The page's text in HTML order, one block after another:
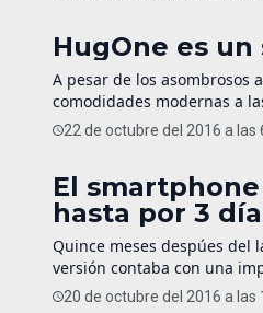
HugOne es
A pesar de los
comodidades modernas a
¿Cómo podría el gran
22 de octubre del 2016 a las
El
hasta por 3
Quince meses despúes del
versión contaba con una
mAh. [sidebar] Compra el
20 de octubre del 2016 a las